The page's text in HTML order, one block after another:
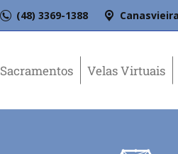
(48) 3369-1388
Sacramentos Velas Virtuais